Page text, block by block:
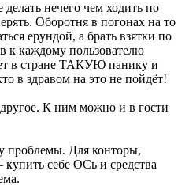
нечего чем ходить по
Оборотня в погонах на то
ерундой, а брать взятки по
к каждому пользователю
в стране ТАКУЮ панику и
в здравом на это не пойдёт!
К ним можно и в гости
проблемы. Для конторы,
купить себе ОСь и средства